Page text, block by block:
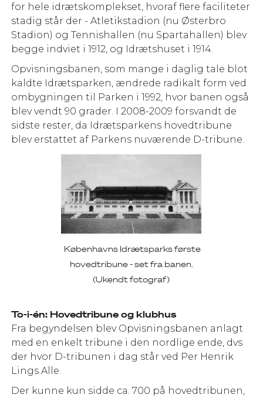
for hele idrætskomplekset, hvoraf flere faciliteter
stadig står der - Atletikstadion (nu Østerbro
Stadion) og Tennishallen (nu Spartahallen) blev
begge indviet i 1912, og Idrætshuset i 1914.
Opvisningsbanen, som mange i daglig tale blot
kaldte Idrætsparken, ændrede radikalt form ved
ombygningen til Parken i 1992, hvor banen også
blev vendt 90 grader. I 2008-2009 forsvandt de
sidste rester, da Idrætsparkens hovedtribune
blev erstattet af Parkens nuværende D-tribune.
Københavns Idrætsparks første
hovedtribune - set fra banen.
(Ukendt fotograf)
To-i-én: Hovedtribune og klubhus
Fra begyndelsen blev Opvisningsbanen anlagt
med en enkelt tribune i den nordlige ende, dvs
der hvor D-tribunen i dag står ved Per Henrik
Lings Alle.
Der kunne kun sidde ca. 700 på hovedtribunen,